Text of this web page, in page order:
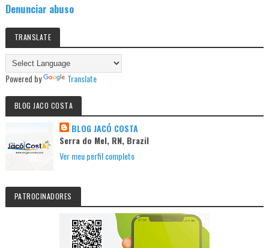
Denunciar abuso
TRANSLATE
Powered by Translate
BLOG JACO COSTA
BLOG JACÓ COSTA
Serra do Mel, RN, Brazil
Ver meu perfil completo
PATROCINADORES